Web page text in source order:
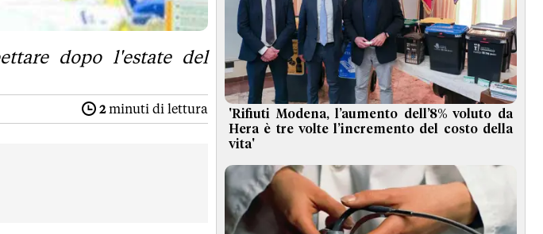
dopo l'estate del
2minuti di lettura
'Rifiuti Modena, l’aumento dell’8% voluto da
Hera è tre volte l’incremento del costo della
vita'